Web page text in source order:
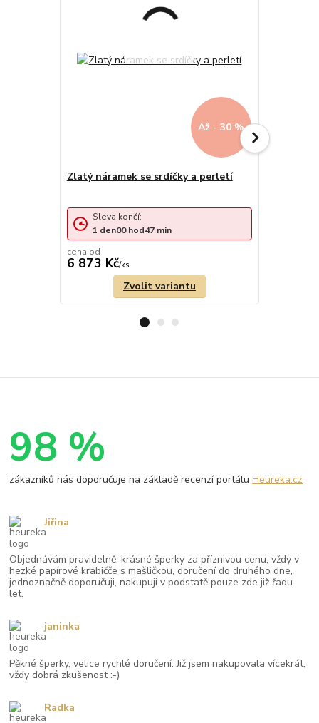
Až - 30 %
Zlatý náramek se srdíčky a perletí
cena od
6 873 Kč/ks
Sleva končí:
1 den00hod47 min
Zvolit variantu
98 %
zákazníků nás doporučuje na základě recenzí portáluHeureka.cz
Objednávám pravidelně, krásné šperky za příznivou cenu, vždy v
hezké papírové krabičče s mašličkou, doručení do druhého dne,
jednoznačně doporučuji, nakupuji v podstatě pouze zde již řadu
let.
Jiřina
Pěkné šperky, velice rychlé doručení. Již jsem nakupovala vícekrát,
vždy dobrá zkušenost :-)
janinka
Radka